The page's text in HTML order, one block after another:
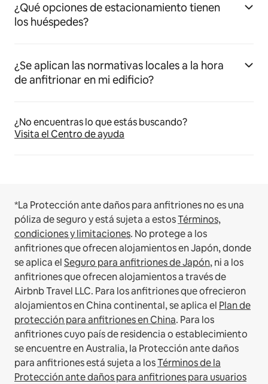
¿Qué opciones de estacionamiento tienen
los huéspedes?
¿Se aplican las normativas locales a la hora
de anfitrionar en mi edificio?
¿No encuentras lo que estás buscando?
Visita el Centro de ayuda
*La Protección ante daños para anfitriones no es una
póliza de seguro y está sujeta a estosTérminos,
condiciones y limitaciones. No protege a los
anfitriones que ofrecen alojamientos en Japón, donde
se aplica elSeguro para anfitriones de Japón, ni a los
anfitriones que ofrecen alojamientos a través de
Airbnb Travel LLC. Para los anfitriones que ofrecieron
alojamientos en China continental, se aplica el Plan de
protección para anfitriones en China. Para los
anfitriones cuyo país de residencia o establecimiento
se encuentre en Australia, la Protección ante daños
para anfitriones está sujeta a losTérminos de la
Protección ante daños para anfitriones para usuarios